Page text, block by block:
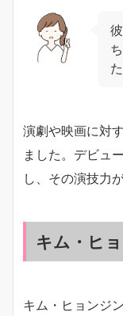
た
演劇や映画に対
ました。デビュ
し、その演技力
キム・ヒ
キム・ヒョンジ